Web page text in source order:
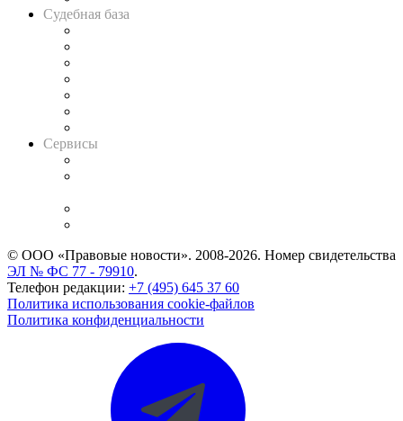
Судебная база
Сервисы
© ООО «Правовые новости». 2008-2026. Номер свидетельства
ЭЛ № ФС 77 - 79910.
Телефон редакции: +7 (495) 645 37 60
Политика использования cookie-файлов
Политика конфиденциальности